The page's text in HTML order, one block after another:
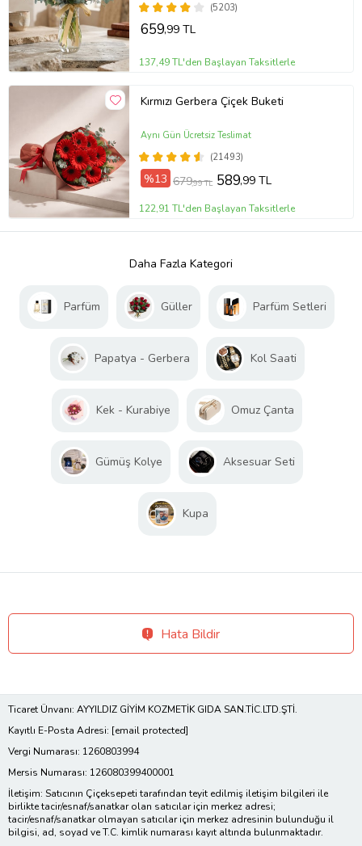
(5203)
659,99 TL
137,49 TL'den Başlayan Taksitlerle
Kırmızı Gerbera Çiçek Buketi
(21493)
Aynı Gün Ücretsiz Teslimat
%13 679,99 TL 589,99 TL
122,91 TL'den Başlayan Taksitlerle
Daha Fazla Kategori
Parfüm Güller Parfüm Setleri
Papatya - Gerbera Kol Saati
Kek - Kurabiye Omuz Çanta
Gümüş Kolye Aksesuar Seti
Kupa
Hata Bildir
Ticaret Ünvanı: AYYILDIZ GİYİM KOZMETİK GIDA SAN.TİC.LTD.ŞTİ.
Kayıtlı E-Posta Adresi: [email protected]
Vergi Numarası: 1260803994
Mersis Numarası: 126080399400001
İletişim: Satıcının Çiçeksepeti tarafından teyit edilmiş iletişim bilgileri ile
birlikte tacir/esnaf/sanatkar olan satıcılar için merkez adresi;
tacir/esnaf/sanatkar olmayan satıcılar için merkez adresinin bulunduğu il
bilgisi, ad, soyad ve T.C. kimlik numarası kayıt altında bulunmaktadır.